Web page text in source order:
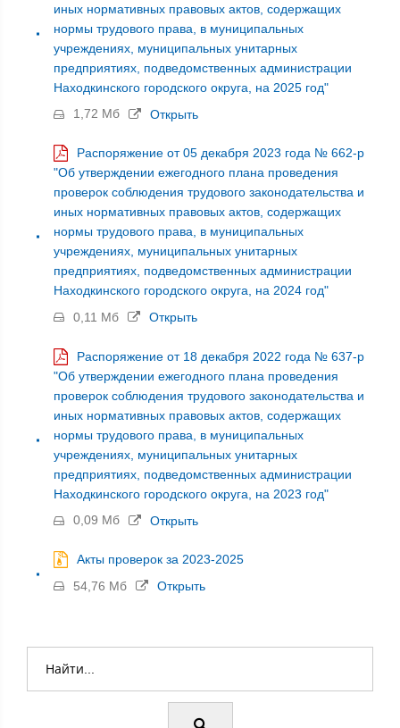
иных нормативных правовых актов, содержащих
нормы трудового права, в муниципальных
учреждениях, муниципальных унитарных
предприятиях, подведомственных администрации
Находкинского городского округа, на 2025 год"
1,72 Мб
Открыть
Распоряжение от 05 декабря 2023 года № 662-р
"Об утверждении ежегодного плана проведения
проверок соблюдения трудового законодательства и
иных нормативных правовых актов, содержащих
нормы трудового права, в муниципальных
учреждениях, муниципальных унитарных
предприятиях, подведомственных администрации
Находкинского городского округа, на 2024 год"
0,11 Мб
Открыть
Распоряжение от 18 декабря 2022 года № 637-р
"Об утверждении ежегодного плана проведения
проверок соблюдения трудового законодательства и
иных нормативных правовых актов, содержащих
нормы трудового права, в муниципальных
учреждениях, муниципальных унитарных
предприятиях, подведомственных администрации
Находкинского городского округа, на 2023 год"
0,09 Мб
Открыть
Акты проверок за 2023-2025
54,76 Мб
Открыть